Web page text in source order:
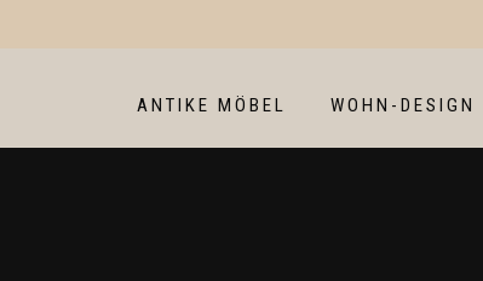
ANTIKE MÖBEL WOHN-DESIGN